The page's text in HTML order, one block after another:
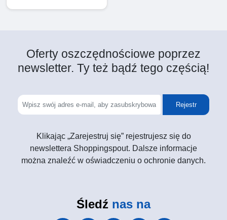
Oferty oszczędnościowe poprzez
newsletter. Ty też bądź tego częścią!
Rejestr
Klikając „Zarejestruj się” rejestrujesz się do
newslettera Shoppingspout. Dalsze informacje
można znaleźć w oświadczeniu o ochronie danych.
Śledź nas na